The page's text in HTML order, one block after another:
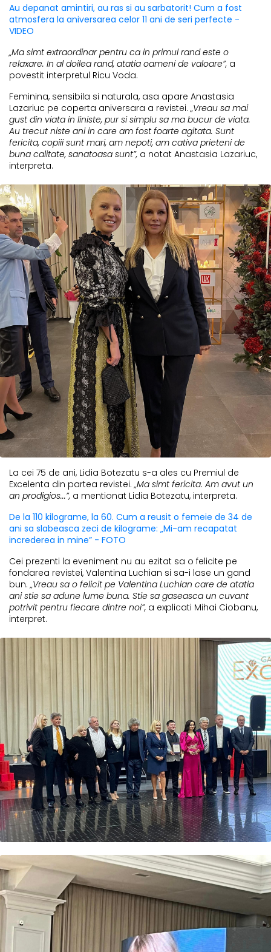
Au depanat amintiri, au ras si au sarbatorit! Cum a fost
atmosfera la aniversarea celor 11 ani de seri perfecte -
VIDEO
„Ma simt extraordinar pentru ca in primul rand este o
relaxare. In al doilea rand, atatia oameni de valoare”, a
povestit interpretul Ricu Voda.
Feminina, sensibila si naturala, asa apare Anastasia
Lazariuc pe coperta aniversara a revistei. „Vreau sa mai
gust din viata in liniste, pur si simplu sa ma bucur de viata.
Au trecut niste ani in care am fost foarte agitata. Sunt
fericita, copiii sunt mari, am nepoti, am cativa prieteni de
buna calitate, sanatoasa sunt”, a notat Anastasia Lazariuc,
interpreta.
La cei 75 de ani, Lidia Botezatu s-a ales cu Premiul de
Excelenta din partea revistei.„Ma simt fericita. Am avut un
an prodigios...”, a mentionat Lidia Botezatu, interpreta.
De la 110 kilograme, la 60. Cum a reusit o femeie de 34 de
ani sa slabeasca zeci de kilograme: „Mi-am recapatat
increderea in mine” - FOTO
Cei prezenti la eveniment nu au ezitat sa o felicite pe
fondarea revistei, Valentina Luchian si sa-i lase un gand
bun.„Vreau sa o felicit pe Valentina Luchian care de atatia
ani stie sa adune lume buna. Stie sa gaseasca un cuvant
potrivit pentru fiecare dintre noi”, a explicati Mihai Ciobanu,
interpret.